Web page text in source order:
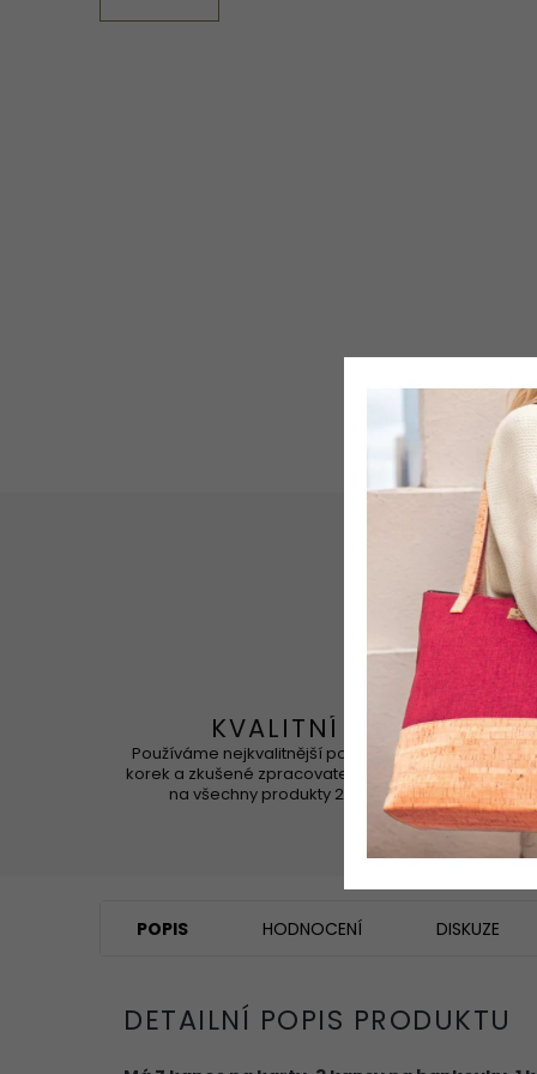
KVALITNÍ
Používáme nejkvalitnější portugalský
korek a zkušené zpracovatele. Záruka
na všechny produkty 2 roky
Korek
POPIS HODNOCENÍ DISKUZE
DETAILNÍ POPIS PRODUKTU